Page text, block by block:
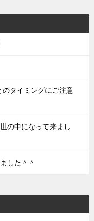
タイミングにご注意
の中になって来まし
した＾＾